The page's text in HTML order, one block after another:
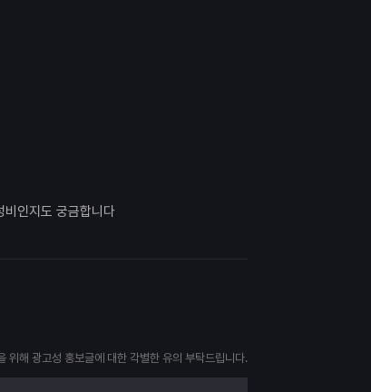
인지도 궁금합니다
위해 광고성 홍보글에 대한 각별한 유의 부탁드립니다.